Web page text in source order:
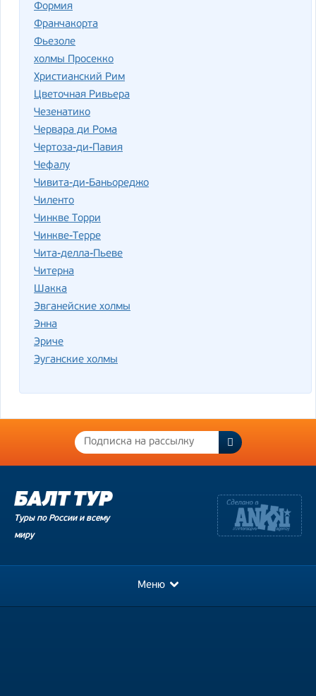
Формия
Франчакорта
Фьезоле
холмы Просекко
Христианский Рим
Цветочная Ривьера
Чезенатико
Червара ди Рома
Чертоза-ди-Павия
Чефалу
Чивита-ди-Баньореджо
Чиленто
Чинкве Торри
Чинкве-Терре
Чита-делла-Пьеве
Читерна
Шакка
Эвганейские холмы
Энна
Эриче
Эуганские холмы
Туры по России и всему
миру
Меню